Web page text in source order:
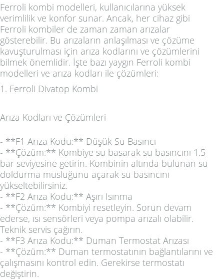
Ferroli kombi modelleri, kullanıcılarına yüksek
verimlilik ve konfor sunar. Ancak, her cihaz gibi
Ferroli kombiler de zaman zaman arızalar
gösterebilir. Bu arızaların anlaşılması ve çözüme
kavuşturulması için arıza kodlarını ve çözümlerini
bilmek önemlidir. İşte bazı yaygın Ferroli kombi
modelleri ve arıza kodları ile çözümleri:
1. Ferroli Divatop Kombi
Arıza Kodları ve Çözümleri
- **F1 Arıza Kodu:** Düşük Su Basıncı
- **Çözüm:** Kombiye su basarak su basıncını 1.5
bar seviyesine getirin. Kombinin altında bulunan su
doldurma musluğunu açarak su basıncını
yükseltebilirsiniz.
- **F2 Arıza Kodu:** Aşırı Isınma
- **Çözüm:** Kombiyi resetleyin. Sorun devam
ederse, ısı sensörleri veya pompa arızalı olabilir.
Teknik servis çağırın.
- **F3 Arıza Kodu:** Duman Termostat Arızası
- **Çözüm:** Duman termostatının bağlantılarını ve
çalışmasını kontrol edin. Gerekirse termostatı
değiştirin.